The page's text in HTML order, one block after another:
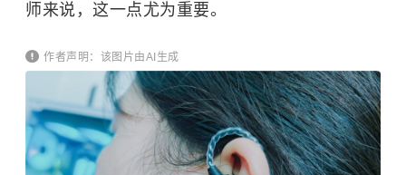
师来说，这一点尤为重要。
作者声明：该图片由AI生成